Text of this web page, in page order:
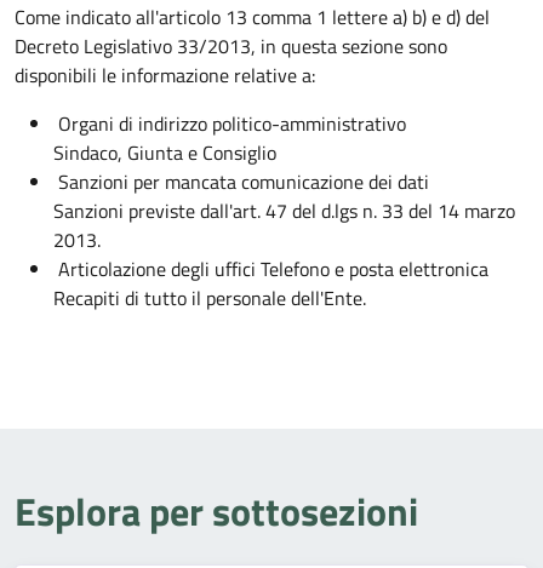
Come indicato all'articolo 13 comma 1 lettere a) b) e d) del
Decreto Legislativo 33/2013, in questa sezione sono
disponibili le informazione relative a:
Organi di indirizzo politico-amministrativo
Sindaco, Giunta e Consiglio
Sanzioni per mancata comunicazione dei dati
Sanzioni previste dall'art. 47 del d.lgs n. 33 del 14 marzo
2013.
Articolazione degli uffici Telefono e posta elettronica
Recapiti di tutto il personale dell'Ente.
Esplora per sottosezioni